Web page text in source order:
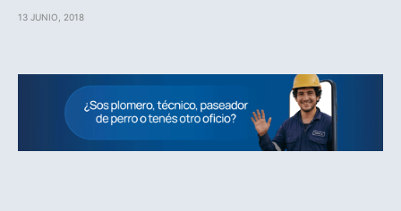
13 JUNIO, 2018